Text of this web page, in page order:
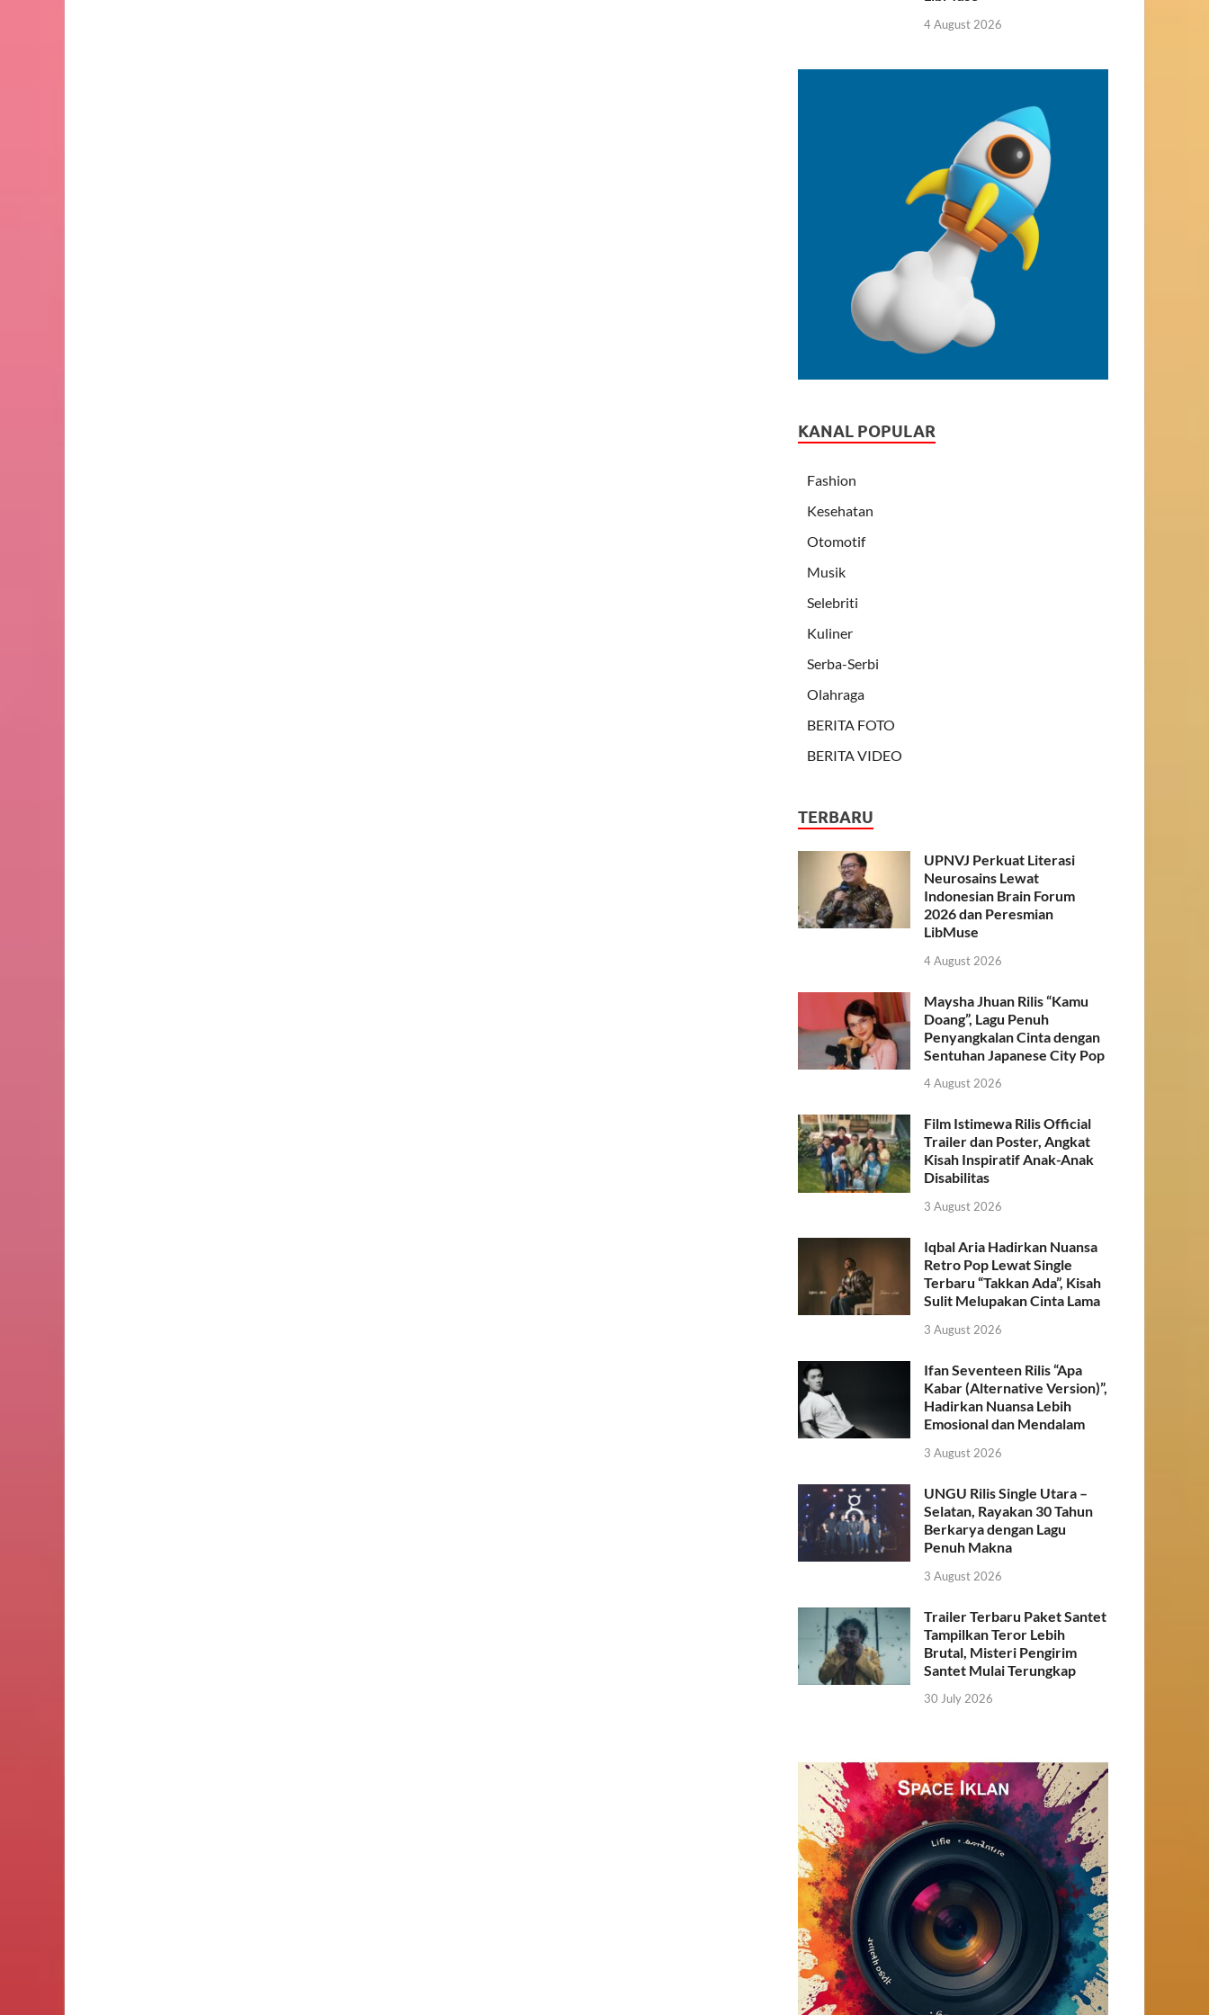
4 August 2026
KANAL POPULAR
Fashion
Kesehatan
Otomotif
Musik
Selebriti
Kuliner
Serba-Serbi
Olahraga
BERITA FOTO
BERITA VIDEO
TERBARU
UPNVJ Perkuat Literasi
Neurosains Lewat
Indonesian Brain Forum
2026 dan Peresmian
LibMuse
4 August 2026
Maysha Jhuan Rilis “Kamu
Doang”, Lagu Penuh
Penyangkalan Cinta dengan
Sentuhan Japanese City Pop
4 August 2026
Film Istimewa Rilis Official
Trailer dan Poster, Angkat
Kisah Inspiratif Anak-Anak
Disabilitas
3 August 2026
Iqbal Aria Hadirkan Nuansa
Retro Pop Lewat Single
Terbaru “Takkan Ada”, Kisah
Sulit Melupakan Cinta Lama
3 August 2026
Ifan Seventeen Rilis “Apa
Kabar (Alternative Version)”,
Hadirkan Nuansa Lebih
Emosional dan Mendalam
3 August 2026
UNGU Rilis Single Utara –
Selatan, Rayakan 30 Tahun
Berkarya dengan Lagu
Penuh Makna
3 August 2026
Trailer Terbaru Paket Santet
Tampilkan Teror Lebih
Brutal, Misteri Pengirim
Santet Mulai Terungkap
30 July 2026